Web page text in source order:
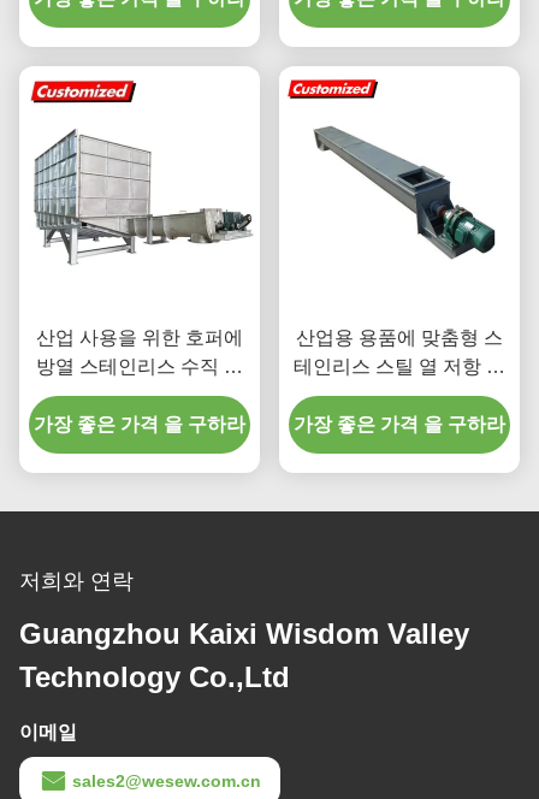
산업 사용을 위한 호퍼에
방열 스테인리스 수직 ​​가
동 가능한 송곳 컨베이어
가장 좋은 가격 을 구하라
산업용 용품에 맞춤형 스
테인리스 스틸 열 저항 스
크루 오거 컨베이어
가장 좋은 가격 을 구하라
저희와 연락
Guangzhou Kaixi Wisdom Valley
Technology Co.,Ltd
이메일
sales2@wesew.com.cn